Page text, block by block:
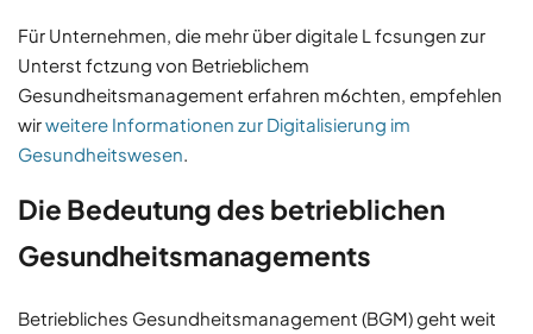
Für Unternehmen, die mehr über digitale L fcsungen zur
Unterst fctzung von Betrieblichem
Gesundheitsmanagement erfahren m6chten, empfehlen
wirweitere Informationen zur Digitalisierung im
Gesundheitswesen
Die Bedeutung des betrieblichen
Gesundheitsmanagements
Betriebliches Gesundheitsmanagement (BGM) geht weit